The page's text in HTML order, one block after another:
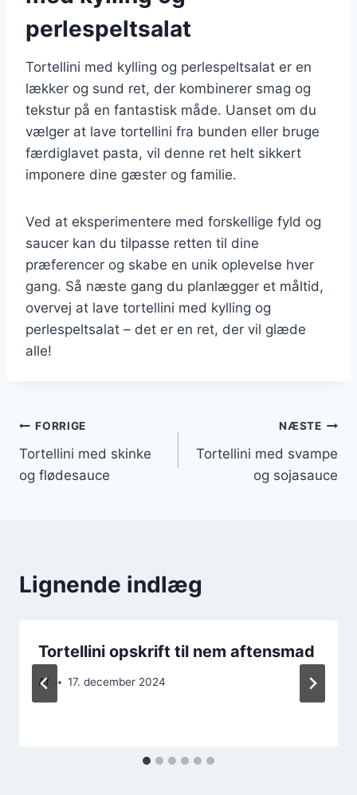
perlespeltsalat
Tortellini med kylling og perlespeltsalat er en
lækker og sund ret, der kombinerer smag og
tekstur på en fantastisk måde. Uanset om du
vælger at lave tortellini fra bunden eller bruge
færdiglavet pasta, vil denne ret helt sikkert
imponere dine gæster og familie.
Ved at eksperimentere med forskellige fyld og
saucer kan du tilpasse retten til dine
præferencer og skabe en unik oplevelse hver
gang. Så næste gang du planlægger et måltid,
overvej at lave tortellini med kylling og
perlespeltsalat – det er en ret, der vil glæde
alle!
Indlægsnavigation
FORRIGE
Tortellini med skinke
og flødesauce
NÆSTE
Tortellini med svampe
og sojasauce
Lignende indlæg
Tortellini opskrift til nem aftensmad
Af 17. december 2024